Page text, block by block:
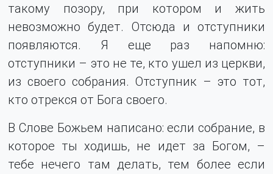
такому позору, при котором и жить
невозможно будет. Отсюда и отступники
появляются. Я еще раз напомню:
отступники – это не те, кто ушел из церкви,
из своего собрания. Отступник – это тот,
кто отрекся от Бога своего.
В Слове Божьем написано: если собрание, в
которое ты ходишь, не идет за Богом, –
тебе нечего там делать, тем более если